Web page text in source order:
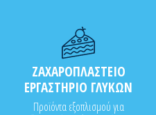
ΖΑΧΑΡΟΠΛΑΣΤΕΙΟ
ΕΡΓΑΣΤΗΡΙΟ ΓΛΥΚΩΝ
Προϊόντα εξοπλισμού για